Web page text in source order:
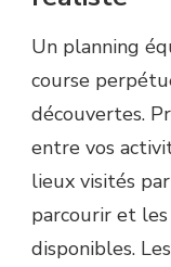
Un planning
course
découvertes.
entre vos
lieux visités
parcourir et
disponibles.